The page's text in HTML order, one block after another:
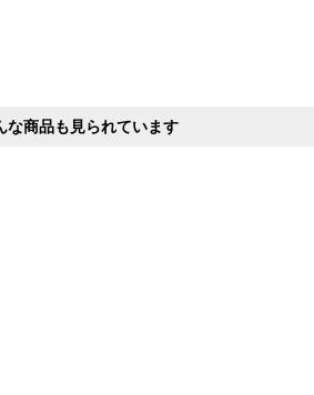
な商品も見られています